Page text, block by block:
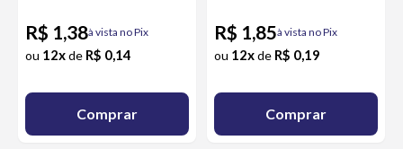
R$ 1,38à vista no Pix
ou 12xde R$ 0,14
Comprar
R$ 1,85à vista no Pix
ou 12xde R$ 0,19
Comprar